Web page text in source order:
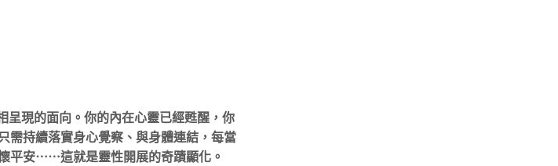
呈現的面向。你的內在心靈已經甦醒，你
需持續落實身心覺察、與身體連結，每當
平安⋯⋯這就是靈性開展的奇蹟顯化。